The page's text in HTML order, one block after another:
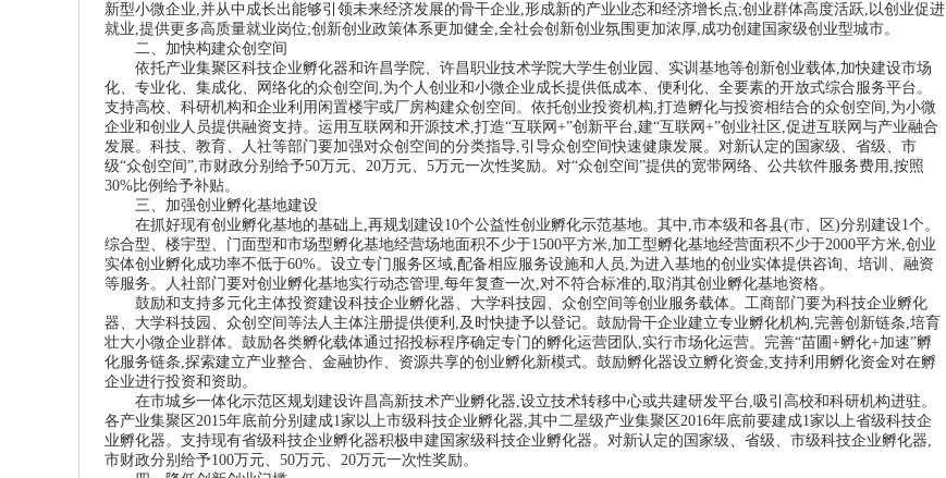
新型小微企业,并从中成长出能够引领未来经济发展的骨干企业,形成新的产业业态和经济增长点;创业群体高度活跃, 以创业促进
就业,提供更多高质量就业岗位;创新创业政策体系更加健全,全社会创新创业氛围更加浓厚,成功创建国家级创业型城市。
二、加快构建众创空间
依托产业集聚区科技企业孵化器和许昌学院、许昌职业技术学院大学生创业园、实训基地等创新创业载体,加快建设市场
化、专业化、集成化、网络化的众创空间 ,为个人创业和小微企业成长提供低成本、便利化、全要素的开放式综合服务平台。
支持高校、科研机构和企业利用闲置楼宇或厂房构建众创空间。依托创业投资机构,打造孵化与投资相结合的众创空间 ,为小微
企业和创业人员提供融资支持。运用互联网和开源技术,打造“互联网 +”创新平台,建“互联网 +”创业社区 ,促进互联网与产业融合
发展。科技、教育、人社等部门要加强对众创空间的分类指导,引导众创空间快速健康发展。对新认定的国家级、省级、市
级“众创空间”,市财政分别给予50万元、 20万元、 5万元一次性奖励。对“众创空间”提供的宽带网络、公共软件服务费用 ,按照
30%比例给予补贴。
三、加强创业孵化基地建设
在抓好现有创业孵化基地的基础上,再规划建设10个公益性创业孵化示范基地。其中 ,市本级和各县(市、区)分别建设1个。
综合型、楼宇型、门面型和市场型孵化基地经营场地面积不少于1500平方米,加工型孵化基地经营面积不少于2000平方米,创业
实体创业孵化成功率不低于60%。设立专门服务区域,配备相应服务设施和人员,为进入基地的创业实体提供咨询、培训、融资
等服务。人社部门要对创业孵化基地实行动态管理,每年复查一次,对不符合标准的,取消其创业孵化基地资格。
鼓励和支持多元化主体投资建设科技企业孵化器、大学科技园、众创空间等创业服务载体。工商部门要为科技企业孵化
器、大学科技园、众创空间等法人主体注册提供便利 ,及时快捷予以登记。鼓励骨干企业建立专业孵化机构,完善创新链条,培育
壮大小微企业群体。鼓励各类孵化载体通过招投标程序确定专门的孵化运营团队,实行市场化运营。完善“苗圃+孵化+加速”孵
化服务链条,探索建立产业整合、金融协作、资源共享的创业孵化新模式。鼓励孵化器设立孵化资金,支持利用孵化资金对在孵
企业进行投资和资助。
在市城乡一体化示范区规划建设许昌高新技术产业孵化器,设立技术转移中心或共建研发平台,吸引高校和科研机构进驻。
各产业集聚区2015年底前分别建成1家以上市级科技企业孵化器,其中二星级产业集聚区2016年底前要建成1家以上省级科技企
业孵化器。支持现有省级科技企业孵化器积极申建国家级科技企业孵化器。对新认定的国家级、省级、市级科技企业孵化器,
市财政分别给予100万元、 50万元、 20万元一次性奖励。